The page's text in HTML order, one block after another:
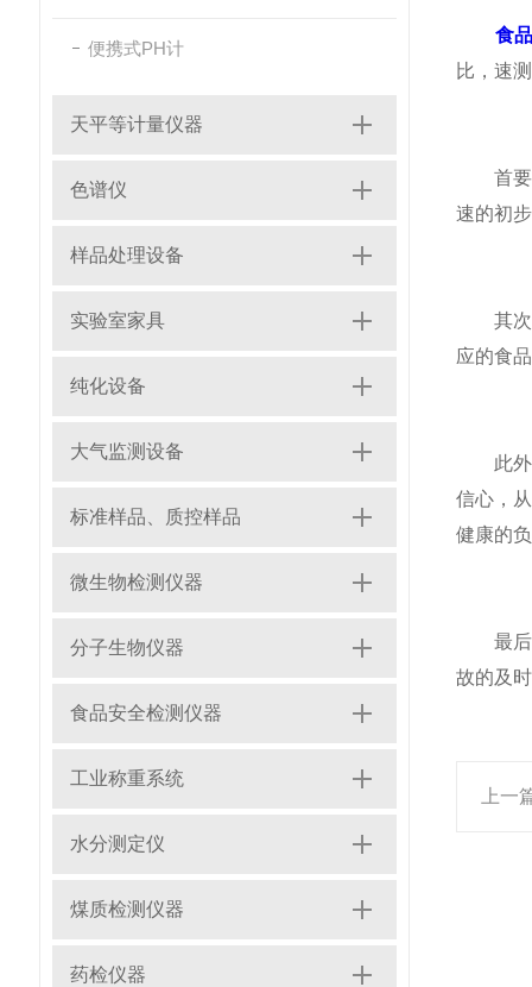
便携式PH计
天平等计量仪器
色谱仪
样品处理设备
实验室家具
纯化设备
大气监测设备
标准样品、质控样品
微生物检测仪器
分子生物仪器
食品安全检测仪器
工业称重系统
水分测定仪
煤质检测仪器
药检仪器
食
比，速
首要作
速的初
其次，
应的食
此外，
信心，
健康的
最后，
故的及
上一